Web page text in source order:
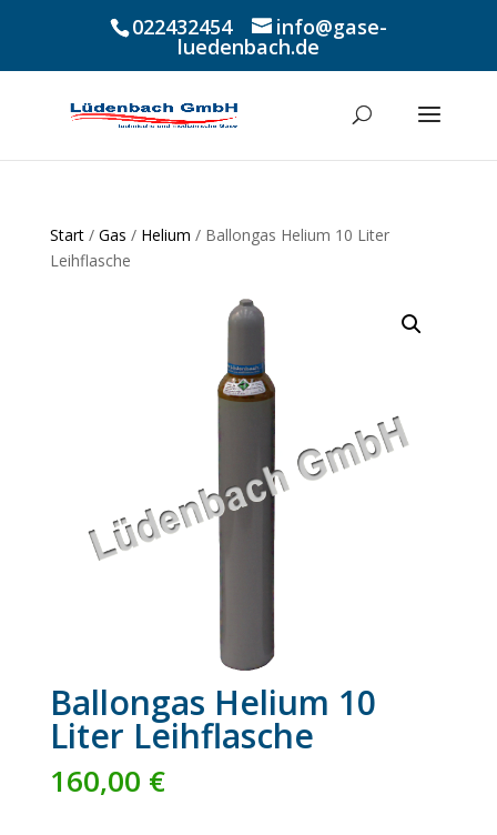
022432454 info@gase-
luedenbach.de
Start/ Gas / Helium / Ballongas Helium 10 Liter
Leihflasche
Ballongas Helium 10
Liter Leihflasche
160,00 €